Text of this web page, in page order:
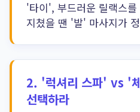
'타이', 부드러운 릴랙스
지쳤을 땐 '발' 마사지가
2. '럭셔리 스파' vs '
선택하라